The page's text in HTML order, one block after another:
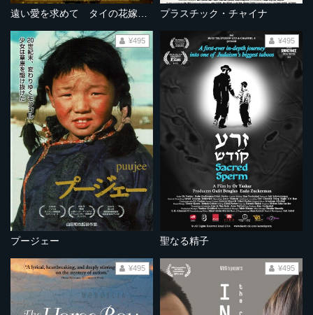
プラスチック・チャイナ
プージェー
¥495
聖なる精子
¥495
¥495 ¥495